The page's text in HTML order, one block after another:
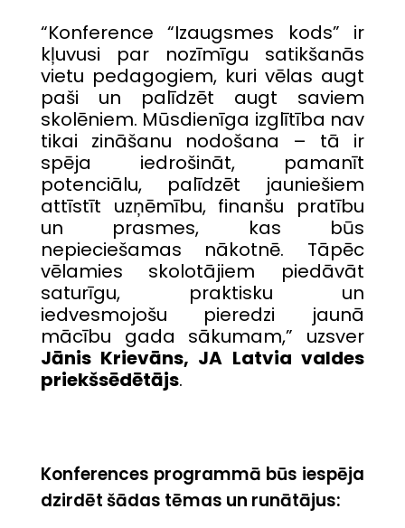
“Konference “Izaugsmes kods” ir
kļuvusi par nozīmīgu satikšanās
vietu pedagogiem, kuri vēlas augt
paši un palīdzēt augt saviem
skolēniem. Mūsdienīga izglītība nav
tikai zināšanu nodošana – tā ir
spēja iedrošināt, pamanīt
potenciālu, palīdzēt jauniešiem
attīstīt uzņēmību, finanšu pratību
un prasmes, kas būs
nepieciešamas nākotnē. Tāpēc
vēlamies skolotājiem piedāvāt
saturīgu, praktisku un
iedvesmojošu pieredzi jaunā
mācību gada sākumam,” uzsver
Jānis Krievāns, JA Latvia valdes
priekšsēdētājs.
Konferences programmā būs iespēja
dzirdēt šādas tēmas un runātājus: